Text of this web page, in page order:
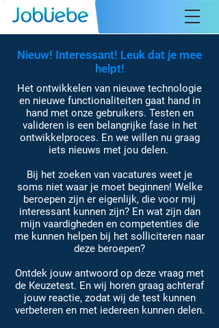
Nieuw! Interessant! Leuk dat je mee
helpt!
Het ontwikkelen van nieuwe technologie
en nieuwe functionaliteiten gaat hand in
hand met onze gebruikers. Testen en
valideren is een belangrijke fase in het
ontwikkelproces. En we willen nu graag
iets nieuws met jou delen.
Bij het zoeken van vacatures weet je
soms niet waar je moet beginnen! Welke
beroepen zijn er eigenlijk, die voor mij
interessant kunnen zijn? En wat zijn dan
mijn vaardigheden en competenties die
me kunnen helpen bij het solliciteren naar
deze beroepen?
Ontdek jouw antwoord op deze vraag met
de Keuzetest. En wij horen graag achteraf
jouw reactie, zodat wij de test kunnen
verbeteren en met iedereen kunnen delen.